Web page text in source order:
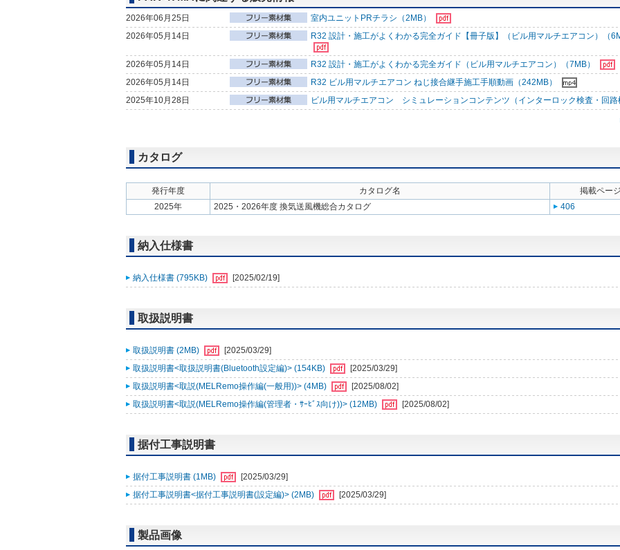
2026年06月25日
室内ユニットPRチラシ（2MB）
2026年05月14日
R32 設計・施工がよくわかる完全ガイド【冊子版】（ビル用マルチエアコン）（
2026年05月14日
R32 設計・施工がよくわかる完全ガイド（ビル用マルチエアコン）（7MB）
2026年05月14日
R32 ビル用マルチエアコン ねじ接合継手施工手順動画（242MB）
2025年10月28日
ビル用マルチエアコン シミュレーションコンテンツ（インターロック検査・回路
カタログ
発行年度 カタログ名
掲載ページ
2025年
2025・2026年度 換気送風機総合カタログ 406
納入仕様書
納入仕様書 (795KB) [2025/02/19]
取扱説明書
取扱説明書 (2MB)
[2025/03/29]
取扱説明書<取扱説明書(Bluetooth設定編)> (154KB)
[2025/03/29]
取扱説明書<取説(MELRemo操作編(一般用))> (4MB)
[2025/08/02]
取扱説明書<取説(MELRemo操作編(管理者・ｻｰﾋﾞｽ向け))> (12MB)
[2025/08/02]
据付工事説明書
据付工事説明書 (1MB)
[2025/03/29]
据付工事説明書<据付工事説明書(設定編)> (2MB)
[2025/03/29]
製品画像